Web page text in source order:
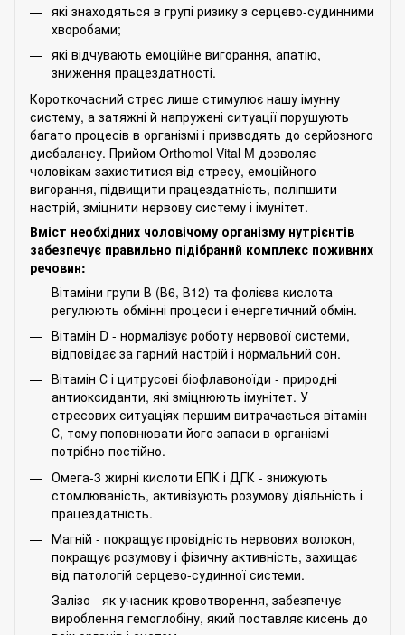
які знаходяться в групі ризику з серцево-судинними
хворобами;
які відчувають емоційне вигорання, апатію,
зниження працездатності.
Короткочасний стрес лише стимулює нашу імунну
систему, а затяжні й напружені ситуації порушують
багато процесів в організмі і призводять до серйозного
дисбалансу. Прийом Orthomol Vital M дозволяє
чоловікам захиститися від стресу, емоційного
вигорання, підвищити працездатність, поліпшити
настрій, зміцнити нервову систему і імунітет.
Вміст необхідних чоловічому організму нутрієнтів
забезпечує правильно підібраний комплекс поживних
речовин:
Вітаміни групи В (В6, В12) та фолієва кислота -
регулюють обмінні процеси і енергетичний обмін.
Вітамін D - нормалізує роботу нервової системи,
відповідає за гарний настрій і нормальний сон.
Вітамін С і цитрусові біофлавоноїди - природні
антиоксиданти, які зміцнюють імунітет. У
стресових ситуаціях першим витрачається вітамін
С, тому поповнювати його запаси в організмі
потрібно постійно.
Омега-3 жирні кислоти ЕПК і ДГК - знижують
стомлюваність, активізують розумову діяльність і
працездатність.
Магній - покращує провідність нервових волокон,
покращує розумову і фізичну активність, захищає
від патологій серцево-судинної системи.
Залізо - як учасник кровотворення, забезпечує
вироблення гемоглобіну, який поставляє кисень до